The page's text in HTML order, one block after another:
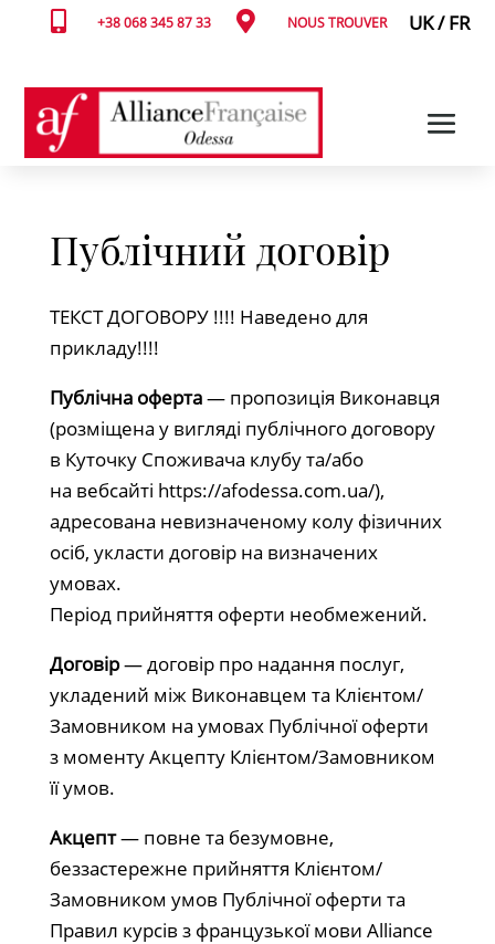
 +38 068 345 87 33  NOUS TROUVER UK/FR
Публічний договір
ТЕКСТ ДОГОВОРУ !!!! Наведено для
прикладу!!!!
Публічна оферта— пропозиція Виконавця
(розміщена у вигляді публічного договору
в Куточку Споживача клубу та/або
на вебсайті https://afodessa.com.ua/),
адресована невизначеному колу фізичних
осіб, укласти договір на визначених
умовах.
Період прийняття оферти необмежений.
Договір— договір про надання послуг,
укладений між Виконавцем та Клієнтом/
Замовником на умовах Публічної оферти
з моменту Акцепту Клієнтом/Замовником
її умов.
Акцепт— повне та безумовне,
беззастережне прийняття Клієнтом/
Замовником умов Публічної оферти та
Правил курсів з французької мови Alliance